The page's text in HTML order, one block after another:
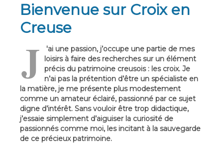
Bienvenue sur Croix en
Creuse
J
'ai une passion, j’occupe une partie de mes
loisirs à faire des recherches sur un élément
précis du patrimoine creusois : les croix. Je
n’ai pas la prétention d’être un spécialiste en
la matière, je me présente plus modestement
comme un amateur éclairé, passionné par ce sujet
digne d’intérêt. Sans vouloir être trop didactique,
j’essaie simplement d’aiguiser la curiosité de
passionnés comme moi, les incitant à la sauvegarde
de ce précieux patrimoine.